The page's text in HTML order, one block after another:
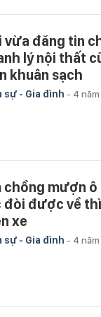
vừa đăng tin
lý nội thất
khuân sạch
sự - Gia đình - 4
chồng mượn
đòi được về
xe
sự - Gia đình - 4